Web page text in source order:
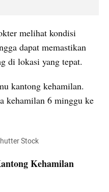
melihat kondisi
dapat memastikan
di lokasi yang tepat.
kantong kehamilan.
kehamilan 6 minggu ke
Stock
Kehamilan